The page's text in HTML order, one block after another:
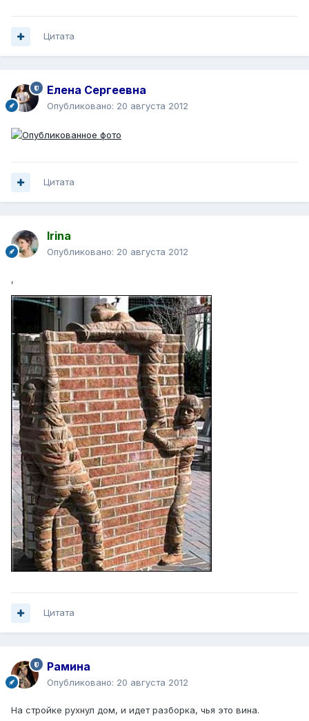
Цитата
Елена Сергеевна
Опубликовано: 20 августа 2012
Цитата
Irina
Опубликовано: 20 августа 2012
,
Цитата
Рамина
Опубликовано: 20 августа 2012
На стройке рухнул дом, и идет разборка, чья это вина.